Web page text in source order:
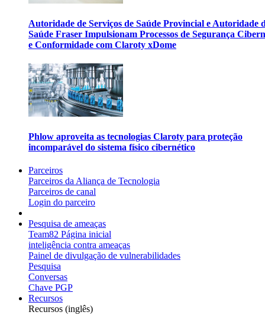
Autoridade de Serviços de Saúde Provincial e Autoridade
Saúde Fraser Impulsionam Processos de Segurança
e Conformidade com Claroty xDome
Phlow aproveita as tecnologias Claroty para proteção
incomparável do sistema físico cibernético
Parceiros
Parceiros da Aliança de Tecnologia
Parceiros de canal
Login do parceiro
Pesquisa de ameaças
Team82 Página inicial
inteligência contra ameaças
Painel de divulgação de vulnerabilidades
Pesquisa
Conversas
Chave PGP
Recursos
Recursos (inglês)